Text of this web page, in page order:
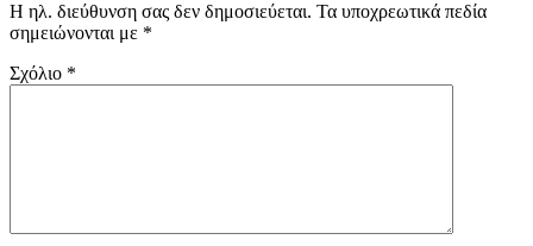
Η ηλ. διεύθυνση σας δεν δημοσιεύεται. Τα υποχρεωτικά πεδία
σημειώνονται με *
Σχόλιο *